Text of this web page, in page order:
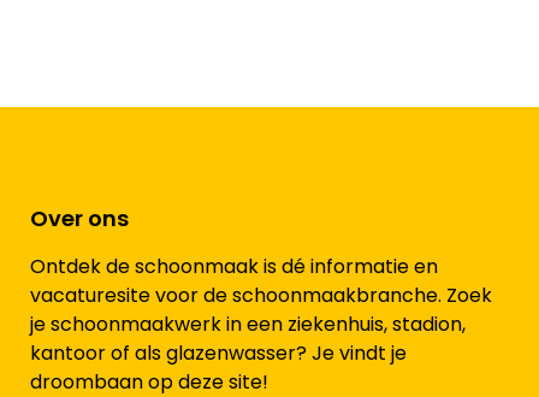
Over ons
Ontdek de schoonmaak is dé informatie en
vacaturesite voor de schoonmaakbranche. Zoek
je schoonmaakwerk in een ziekenhuis, stadion,
kantoor of als glazenwasser? Je vindt je
droombaan op deze site!